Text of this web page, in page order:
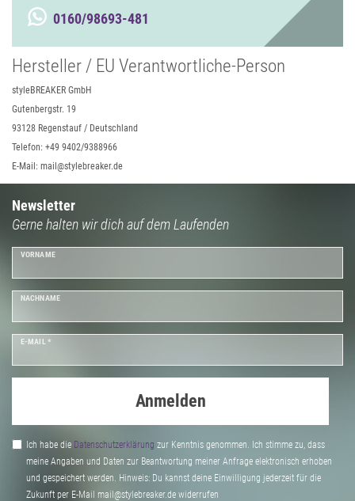
0160/98693-481
Hersteller / EU Verantwortliche-Person
styleBREAKER GmbH
Gutenbergstr. 19
93128 Regenstauf / Deutschland
Telefon: +49 9402/9388966
E-Mail: mail@stylebreaker.de
Newsletter
Gerne halten wir dich auf dem Laufenden
VORNAME
NACHNAME
E-MAIL *
Anmelden
Ich habe die Daten­schutz­erklärung zur Kenntnis genommen. Ich stimme zu, dass
meine Angaben und Daten zur Beantwortung meiner Anfrage elektronisch erhoben
und gespeichert werden. Hinweis: Du kannst deine Einwilligung jederzeit für die
Zukunft per E-Mail mail@stylebreaker.de widerrufen